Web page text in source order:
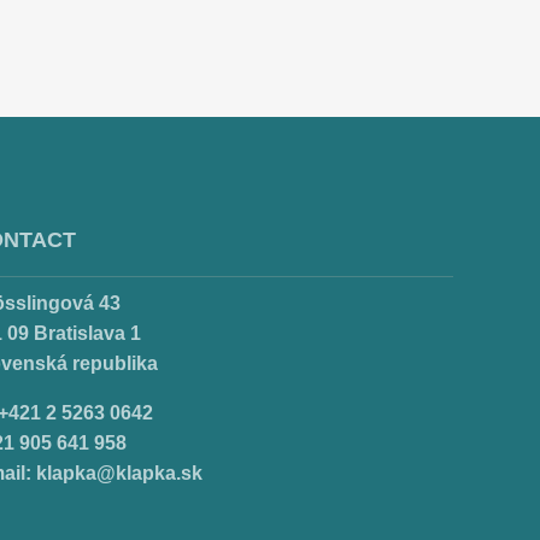
43
09 Bratislava 1
republika
2 5263 0642
905 641 958
klapka@klapka.sk